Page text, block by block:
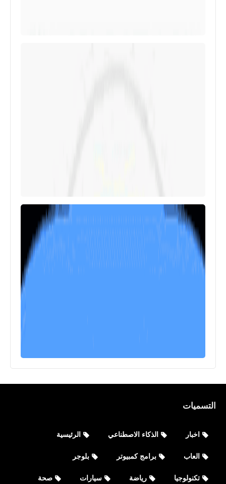
التسميات
اخبار الذكاء الاصطناعي الرئيسية
العاب برامج كمبيوتر بلوجر
تكنولوجيا رياضة سيارات صحة